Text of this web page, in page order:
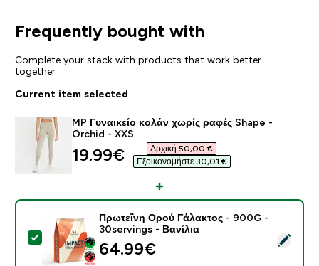
Frequently bought with
Complete your stack with products that work better
together
Current item selected
MP Γυναικείο κολάν χωρίς ραφές Shape -
Orchid - XXS
discounted price
19.99€‎
Αρχική 50,00 €‎
Εξοικονομήστε 30,01 €‎
Select this product - Πρωτεΐνη Ορού Γάλακτος -
Πρωτεΐνη Ορού Γάλακτος - 900G -
30servings - Βανίλια
64.99€‎